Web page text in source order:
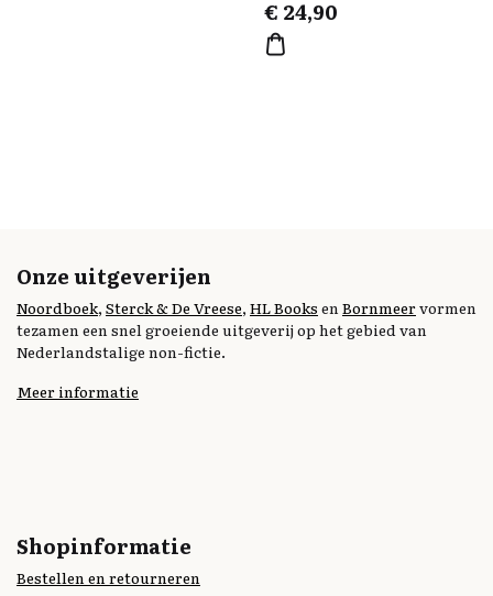
€ 24,90
Onze uitgeverijen
Noordboek, Sterck & De Vreese, HL Books en Bornmeervormen
tezamen een snel groeiende uitgeverij op het gebied van
Nederlandstalige non-fictie.
Meer informatie
Shopinformatie
Bestellen en retourneren